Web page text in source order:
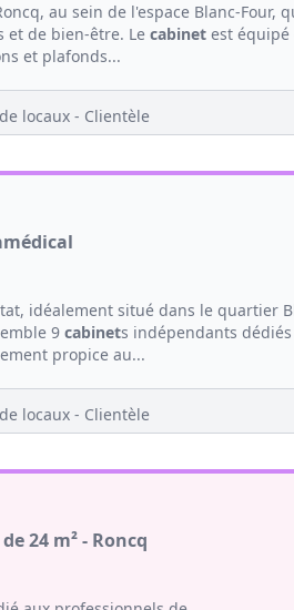
au sein de l'espace Blanc-Four,
et de bien-être. Le cabinet est équipé
et plafonds...
locaux - Clientèle
idéalement situé dans le quartier
9 cabinets indépendants
propice au...
locaux - Clientèle
24 m² - Roncq